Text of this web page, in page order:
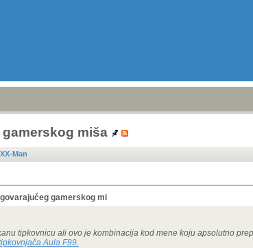
miša
Man
gamerskog mi
tipkovnicu ali ovo je kombinacija kod mene koju apsolutno
Aula F99.